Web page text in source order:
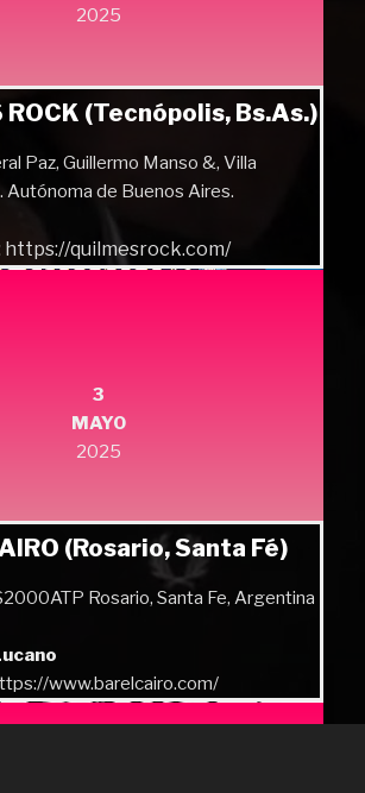
2025
ROCK (Tecnópolis, Bs.As.)
Paz, Guillermo Manso &, Villa
Autónoma de Buenos Aires.
https://quilmesrock.com/
3
MAYO
2025
(Rosario, Santa Fé)
Rosario, Santa Fe, Argentina
www.barelcairo.com/